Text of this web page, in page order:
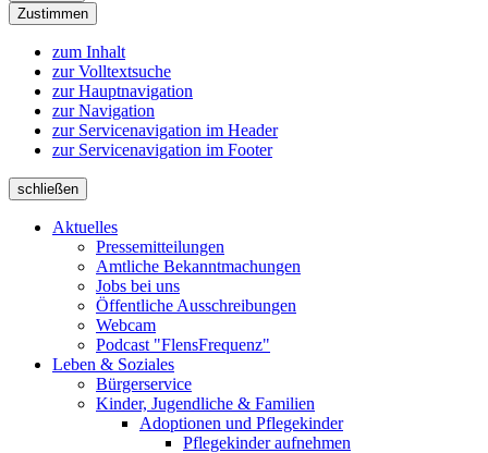
Zustimmen
zum Inhalt
zur Volltextsuche
zur Hauptnavigation
zur Navigation
zur Servicenavigation im Header
zur Servicenavigation im Footer
schließen
Aktuelles
Pressemitteilungen
Amtliche Bekanntmachungen
Jobs bei uns
Öffentliche Ausschreibungen
Webcam
Podcast "FlensFrequenz"
Leben & Soziales
Bürgerservice
Kinder, Jugendliche & Familien
Adoptionen und Pflegekinder
Pflegekinder aufnehmen